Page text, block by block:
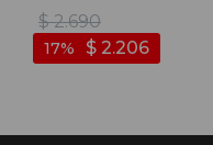
Verde/negro - Verde-
negro
$ 2.690
$ 2.206
17